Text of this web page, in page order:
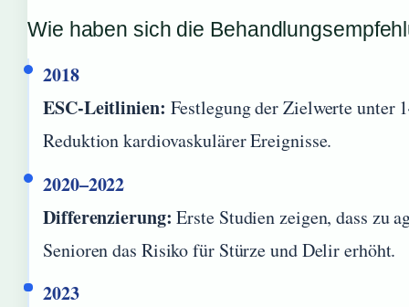
Wie haben sich die
2018
ESC-Leitlinien: Festlegung der Zielwerte unter
Reduktion kardiovaskulärer Ereignisse.
2020–2022
Differenzierung: Erste Studien zeigen, dass zu
Senioren das Risiko für Stürze und Delir erhöht.
2023